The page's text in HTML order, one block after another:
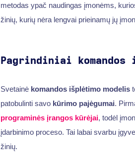
metodas ypač naudingas įmonėms,
žinių, kurių nėra lengvai prieinamų jų
Pagrindiniai
Svetainė komandos išplėtimo modelis
patobulinti savo kūrimo pajėgumai.
programinės įrangos kūrėjai, todėl
įdarbinimo proceso. Tai labai svarbu
žinių.